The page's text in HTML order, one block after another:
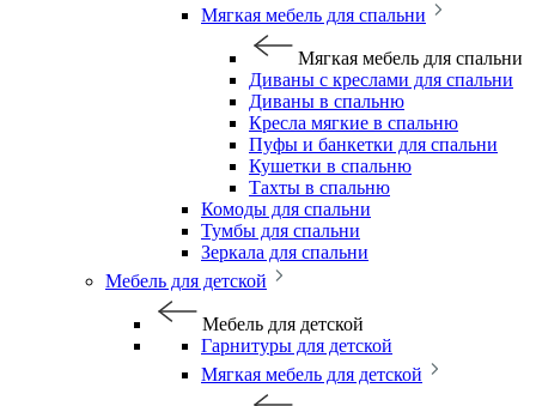
Мягкая мебель для спальни
Мягкая мебель для спальни
Диваны с креслами для спальни
Диваны в спальню
Кресла мягкие в спальню
Пуфы и банкетки для спальни
Кушетки в спальню
Тахты в спальню
Комоды для спальни
Тумбы для спальни
Зеркала для спальни
Мебель для детской
Мебель для детской
Гарнитуры для детской
Мягкая мебель для детской